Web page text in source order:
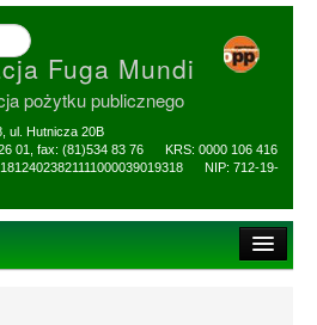
Fuga Mundi
pożytku publicznego
ul. Hutnicza 20B
01, fax: (81)534 83 76 KRS: 0000 106 416
NIP: 712-19-